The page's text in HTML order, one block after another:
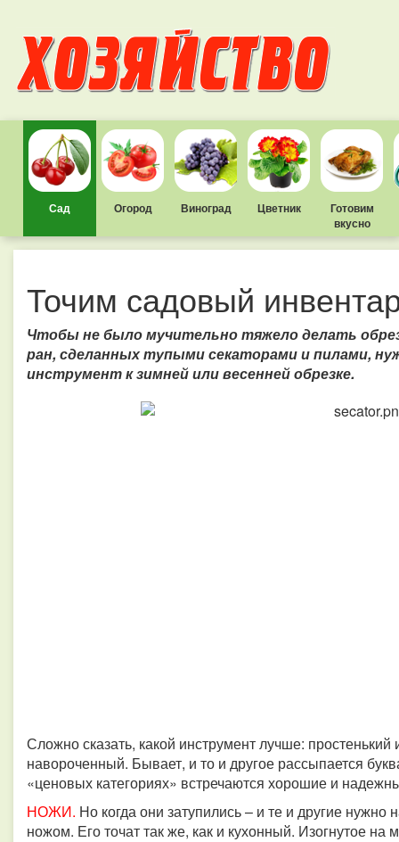
Сад Огород Виноград Цветник
Готовим
вкусно
Точим садовый
Чтобы не было мучительно тяжело делать
ран, сделанных тупыми секаторами и пилами,
инструмент к зимней или весенней обрезке.
Сложно сказать, какой инструмент лучше:
навороченный. Бывает, и то и другое рассыпается
«ценовых категориях» встречаются хорошие и
НОЖИ. Но когда они затупились – и те и другие нужно
ножом. Его точат так же, как и кухонный. Изогнутое на